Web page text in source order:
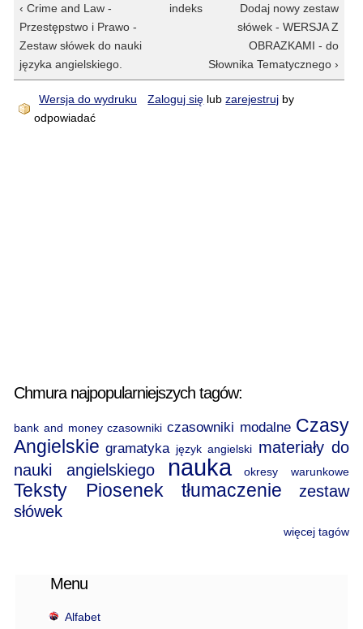
‹ Crime and Law -
Przestępstwo i Prawo -
Zestaw słówek do nauki
języka angielskiego.
indeks
Dodaj nowy zestaw
słówek - WERSJA Z
OBRAZKAMI - do
Słownika Tematycznego ›
Wersja do wydruku Zaloguj się lubzarejestruj by
odpowiadać
Chmura najpopularniejszych tagów:
bank and money czasowniki czasowniki modalne Czasy
Angielskie gramatyka język angielski materiały do
nauki angielskiego
nauka okresy warunkowe
Teksty Piosenek tłumaczenie
zestaw
słówek
więcej tagów
Menu
Alfabet